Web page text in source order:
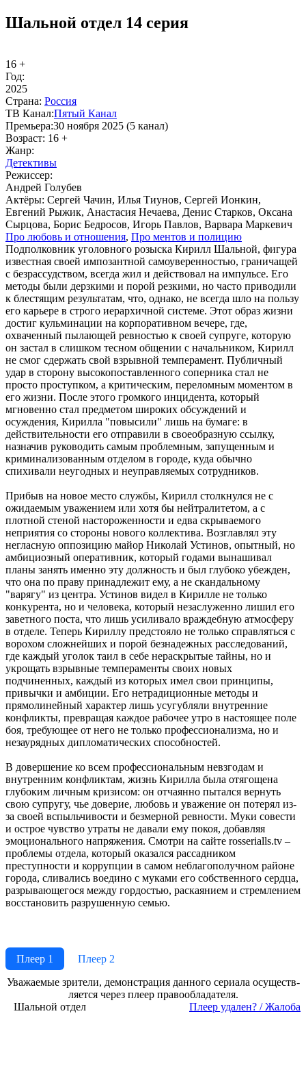
Шальной отдел 14 серия
16 +
Год:
2025
Стра­на: Рос­сия
ТВ Ка­нал:Пя­тый Ка­нал
Пре­мье­ра:30 ноября 2025 (5 канал)
Воз­раст: 16 +
Жанр:
Де­тек­ти­вы
Ре­жис­сер:
Андрей Голубев
Ак­тё­ры: Сергей Чачин, Илья Тиунов, Сергей Ионкин,
Евгений Рыжик, Анастасия Нечаева, Денис Старков, Оксана
Сырцова, Борис Бедросов, Игорь Павлов, Варвара Маркевич
Про лю­бовь и от­но­ше­ния, Про мен­тов и по­ли­цию
Подполковник уголовного розыска Кирилл Шальной, фигура
известная своей импозантной самоуверенностью, граничащей
с безрассудством, всегда жил и действовал на импульсе. Его
методы были дерзкими и порой резкими, но часто приводили
к блестящим результатам, что, однако, не всегда шло на пользу
его карьере в строго иерархичной системе. Этот образ жизни
достиг кульминации на корпоративном вечере, где,
охваченный пылающей ревностью к своей супруге, которую
он застал в слишком тесном общении с начальником, Кирилл
не смог сдержать свой взрывной темперамент. Публичный
удар в сторону высокопоставленного соперника стал не
просто проступком, а критическим, переломным моментом в
его жизни. После этого громкого инцидента, который
мгновенно стал предметом широких обсуждений и
осуждения, Кирилла "повысили" лишь на бумаге: в
действительности его отправили в своеобразную ссылку,
назначив руководить самым проблемным, запущенным и
криминализованным отделом в городе, куда обычно
спихивали неугодных и неуправляемых сотрудников.
Прибыв на новое место службы, Кирилл столкнулся не с
ожидаемым уважением или хотя бы нейтралитетом, а с
плотной стеной настороженности и едва скрываемого
неприятия со стороны нового коллектива. Возглавлял эту
негласную оппозицию майор Николай Устинов, опытный, но
амбициозный оперативник, который годами вынашивал
планы занять именно эту должность и был глубоко убежден,
что она по праву принадлежит ему, а не скандальному
"варягу" из центра. Устинов видел в Кирилле не только
конкурента, но и человека, который незаслуженно лишил его
заветного поста, что лишь усиливало враждебную атмосферу
в отделе. Теперь Кириллу предстояло не только справляться с
ворохом сложнейших и порой безнадежных расследований,
где каждый уголок таил в себе нераскрытые тайны, но и
укрощать взрывные темпераменты своих новых
подчиненных, каждый из которых имел свои принципы,
привычки и амбиции. Его нетрадиционные методы и
прямолинейный характер лишь усугубляли внутренние
конфликты, превращая каждое рабочее утро в настоящее поле
боя, требующее от него не только профессионализма, но и
незаурядных дипломатических способностей.
В довершение ко всем профессиональным невзгодам и
внутренним конфликтам, жизнь Кирилла была отягощена
глубоким личным кризисом: он отчаянно пытался вернуть
свою супругу, чье доверие, любовь и уважение он потерял из-
за своей вспыльчивости и безмерной ревности. Муки совести
и острое чувство утраты не давали ему покоя, добавляя
эмоционального напряжения. Смотри на сайте rosserialls.tv –
проблемы отдела, который оказался рассадником
преступности и коррупции в самом неблагополучном районе
города, сливались воедино с муками его собственного сердца,
разрывающегося между гордостью, раскаянием и стремлением
восстановить разрушенную семью.
Плеер 1
Плеер 2
Ува­жае­мые зри­те­ли, де­мон­ст­ра­ция дан­но­го се­риа­ла осу­ще­ст­в­
ля­ет­ся че­рез пле­ер пра­во­об­ла­да­те­ля.
Шальной отдел
Пле­ер уда­лен? / Жа­ло­ба